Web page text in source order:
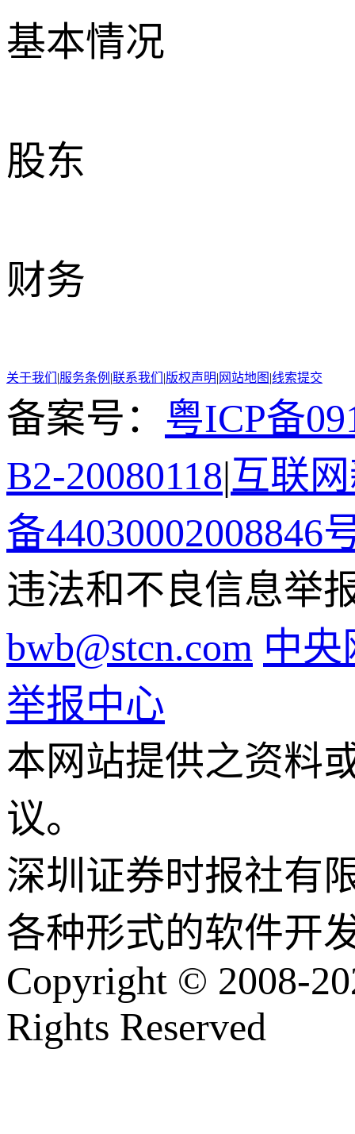
基本情况
股东
财务
关于我们 |服务条例 |联系我们 |版权声明| 网站地图 |线索提交
备案号： 粤ICP备
B2-20080118|互联
备44030002008846
违法和不良信息举
bwb@stcn.com 中
举报中心
本网站提供之资料
议。
深圳证券时报社有
各种形式的软件开
Copyright © 2008-
Rights Reserved